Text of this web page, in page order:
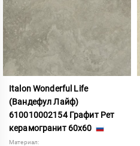
Italon Wonderful Life
(Вандефул Лайф)
610010002154 Графит Рет
керамогранит 60x60
Материал: